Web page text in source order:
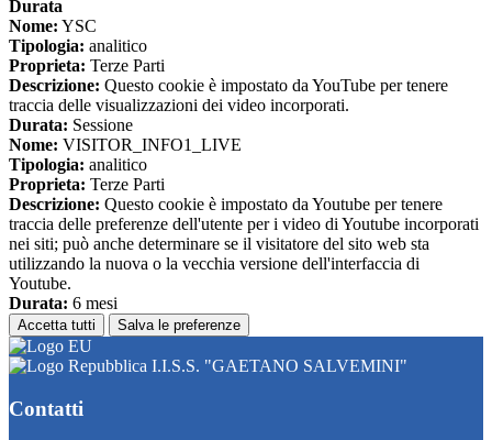
Durata
Nome: YSC
Tipologia: analitico
Proprieta: Terze Parti
Descrizione: Questo cookie è impostato da YouTube per tenere
traccia delle visualizzazioni dei video incorporati.
Durata: Sessione
Nome: VISITOR_INFO1_LIVE
Tipologia: analitico
Proprieta: Terze Parti
Descrizione: Questo cookie è impostato da Youtube per tenere
traccia delle preferenze dell'utente per i video di Youtube incorporati
nei siti; può anche determinare se il visitatore del sito web sta
utilizzando la nuova o la vecchia versione dell'interfaccia di
Youtube.
Durata: 6 mesi
Accetta tutti Salva le preferenze
I.I.S.S. "GAETANO SALVEMINI"
Contatti